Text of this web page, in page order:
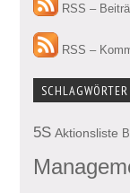
RSS –
RSS –
SCHLAGWÖRTER
5S Aktionsliste